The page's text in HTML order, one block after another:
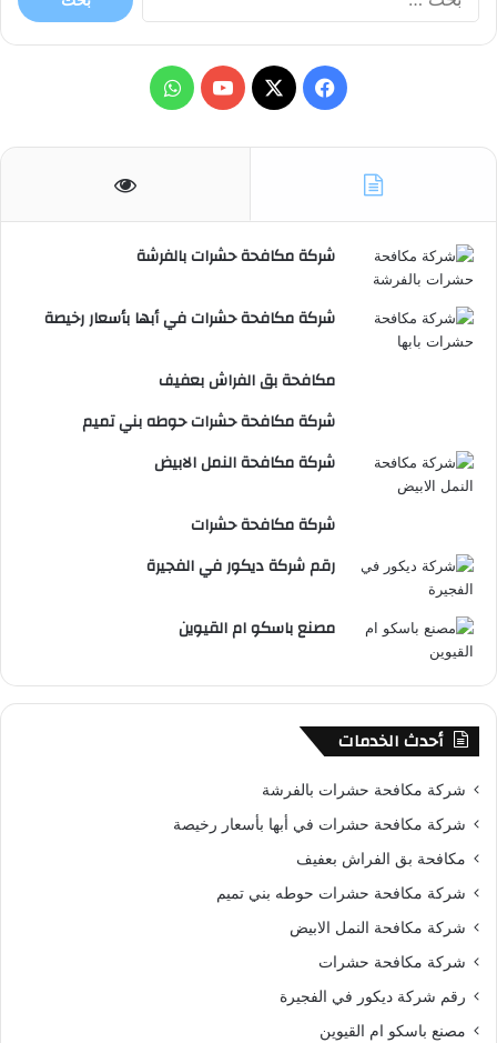
عن:
فيسبوك
X يوتيوبواتساب
شركة مكافحة حشرات بالفرشة
شركة مكافحة حشرات في أبها بأسعار رخيصة
مكافحة بق الفراش بعفيف
شركة مكافحة حشرات حوطه بني تميم
شركة مكافحة النمل الابيض
شركة مكافحة حشرات
رقم شركة ديكور في الفجيرة
مصنع باسكو ام القيوين
أحدث الخدمات
شركة مكافحة حشرات بالفرشة
شركة مكافحة حشرات في أبها بأسعار رخيصة
مكافحة بق الفراش بعفيف
شركة مكافحة حشرات حوطه بني تميم
شركة مكافحة النمل الابيض
شركة مكافحة حشرات
رقم شركة ديكور في الفجيرة
مصنع باسكو ام القيوين